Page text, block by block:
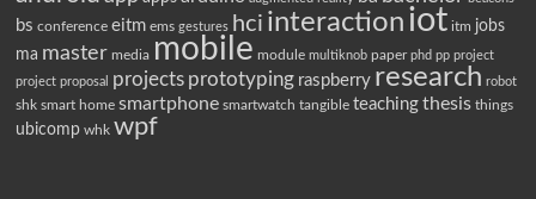
bs conference eitm ems gestures hci interaction iot itm jobs
ma master media mobile module multiknob paper phd pp project
project proposal
projects prototyping raspberry research robot
shk smart home smartphone smartwatch tangible teaching thesis things
ubicomp whk wpf